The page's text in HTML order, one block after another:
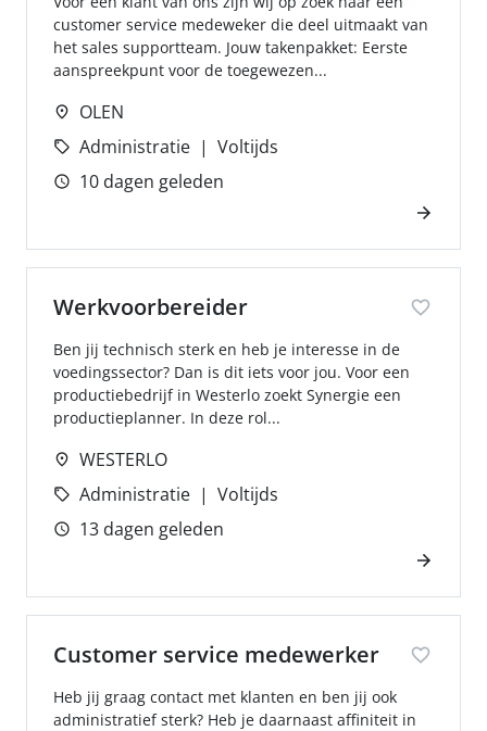
customer service medeweker die deel uitmaakt van
het sales supportteam. Jouw takenpakket: Eerste
aanspreekpunt voor de toegewezen...
OLEN
Administratie
Voltijds
10 dagen geleden
Werkvoorbereider
Ben jij technisch sterk en heb je interesse in de
voedingssector? Dan is dit iets voor jou. Voor een
productiebedrijf in Westerlo zoekt Synergie een
productieplanner. In deze rol...
WESTERLO
Administratie
Voltijds
13 dagen geleden
Customer service medewerker
Heb jij graag contact met klanten en ben jij ook
administratief sterk? Heb je daarnaast affiniteit in